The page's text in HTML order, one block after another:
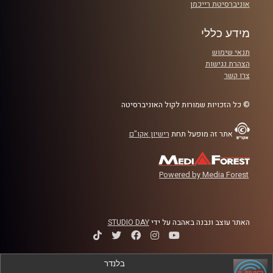
אוניברסיטת רייכמן
מידע כללי
תנאי שימוש
הצהרת נגישות
צרו קשר
© כל הזכויות שמורות לקול האוניברסיטה
אתר זה מופעל תחת רישיון אקו"ם
Powered by Media Forest
האתר עוצב ונבנה באהבה על ידיSTUDIO DAY
בלנדר